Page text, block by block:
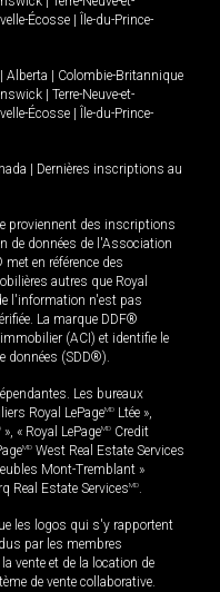
Écosse
Île-du-Prince-
Alberta
Colombie-Britannique
Terre-Neuve-et-
Écosse
Île-du-Prince-
Dernières inscriptions au
proviennent des inscriptions
de données de l'Association
en référence des
autres que Royal
l'information n'est pas
La marque DDF®
(ACI) et identifie le
données (SDD®).
Les bureaux
Royal LePageMD Ltée »,
», « Royal LePageMD Credit
MD West Real Estate Services
Mont-Tremblant »
Real Estate ServicesMD.
les logos qui s'y rapportent
par les membres
vente et de la location de
de vente collaborative.